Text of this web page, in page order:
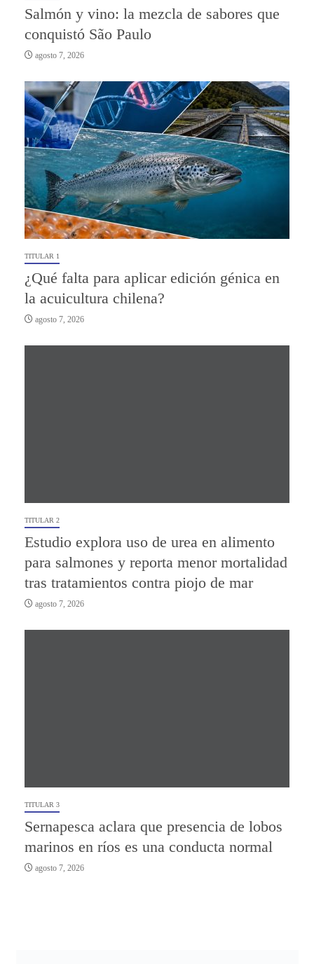
Salmón y vino: la mezcla de sabores que
conquistó São Paulo
agosto 7, 2026
TITULAR 1
¿Qué falta para aplicar edición génica en
la acuicultura chilena?
agosto 7, 2026
TITULAR 2
Estudio explora uso de urea en alimento
para salmones y reporta menor mortalidad
tras tratamientos contra piojo de mar
agosto 7, 2026
TITULAR 3
Sernapesca aclara que presencia de lobos
marinos en ríos es una conducta normal
agosto 7, 2026